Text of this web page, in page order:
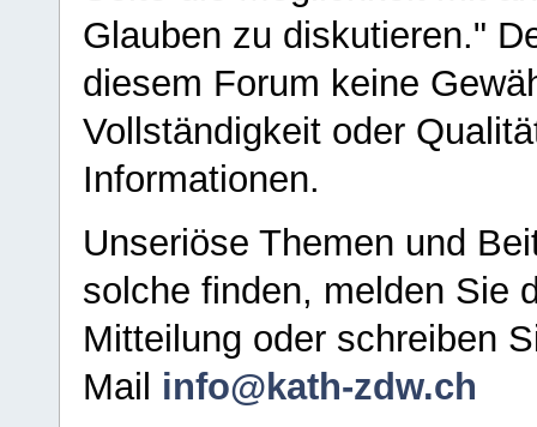
Glauben zu diskutieren."
diesem Forum keine
Vollständigkeit oder
Informationen.
Unseriöse Themen und
solche finden, melden Sie
Mitteilung oder schreiben
Mail info@kath-zdw.ch